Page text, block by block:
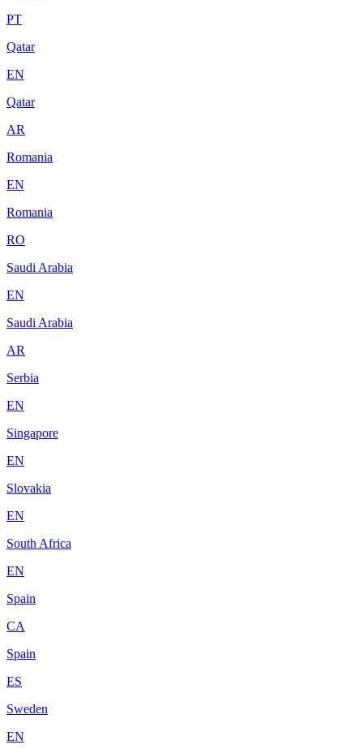
PT
Qatar
EN
Qatar
AR
Romania
EN
Romania
RO
Saudi Arabia
EN
Saudi Arabia
AR
Serbia
EN
Singapore
EN
Slovakia
EN
South Africa
EN
Spain
CA
Spain
ES
Sweden
EN